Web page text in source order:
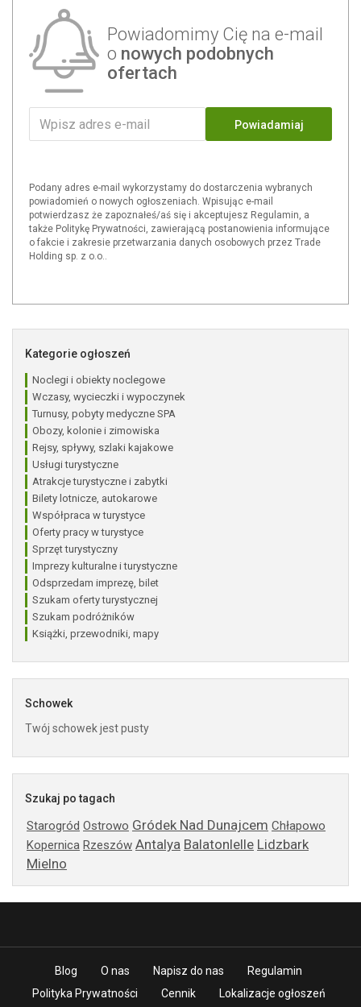
Powiadomimy Cię na e-mail
o nowych podobnych
ofertach
Powiadamiaj
Podany adres e-mail wykorzystamy do dostarczenia wybranych
powiadomień o nowych ogłoszeniach. Wpisując e-mail
potwierdzasz że zapoznałeś/aś się i akceptujesz Regulamin, a
także Politykę Prywatności, zawierającą postanowienia informujące
o fakcie i zakresie przetwarzania danych osobowych przez Trade
Holding sp. z o.o..
Kategorie ogłoszeń
Noclegi i obiekty noclegowe
Wczasy, wycieczki i wypoczynek
Turnusy, pobyty medyczne SPA
Obozy, kolonie i zimowiska
Rejsy, spływy, szlaki kajakowe
Usługi turystyczne
Atrakcje turystyczne i zabytki
Bilety lotnicze, autokarowe
Współpraca w turystyce
Oferty pracy w turystyce
Sprzęt turystyczny
Imprezy kulturalne i turystyczne
Odsprzedam imprezę, bilet
Szukam oferty turystycznej
Szukam podróżników
Książki, przewodniki, mapy
Schowek
Twój schowek jest pusty
Szukaj po tagach
Starogród Ostrowo Gródek Nad Dunajcem Chłapowo
Kopernica Rzeszów Antalya Balatonlelle Lidzbark
Mielno
Blog O nas Napisz do nas
Regulamin
Polityka Prywatności
Cennik Lokalizacje ogłoszeń